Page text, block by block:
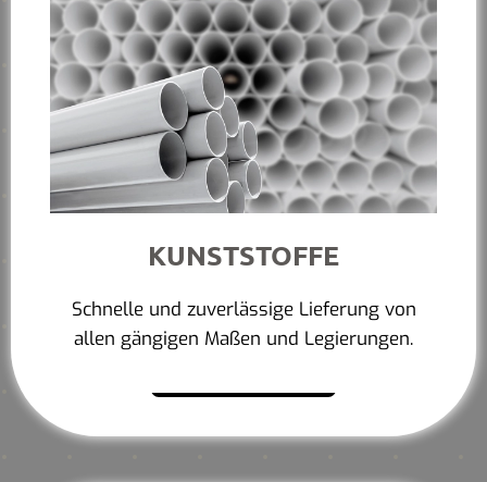
KUNSTSTOFFE
Schnelle und zuverlässige Lieferung von
allen gängigen Maßen und Legierungen.